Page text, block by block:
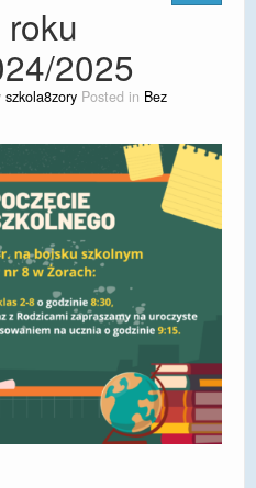
2025
szkola8zory Posted in Bez